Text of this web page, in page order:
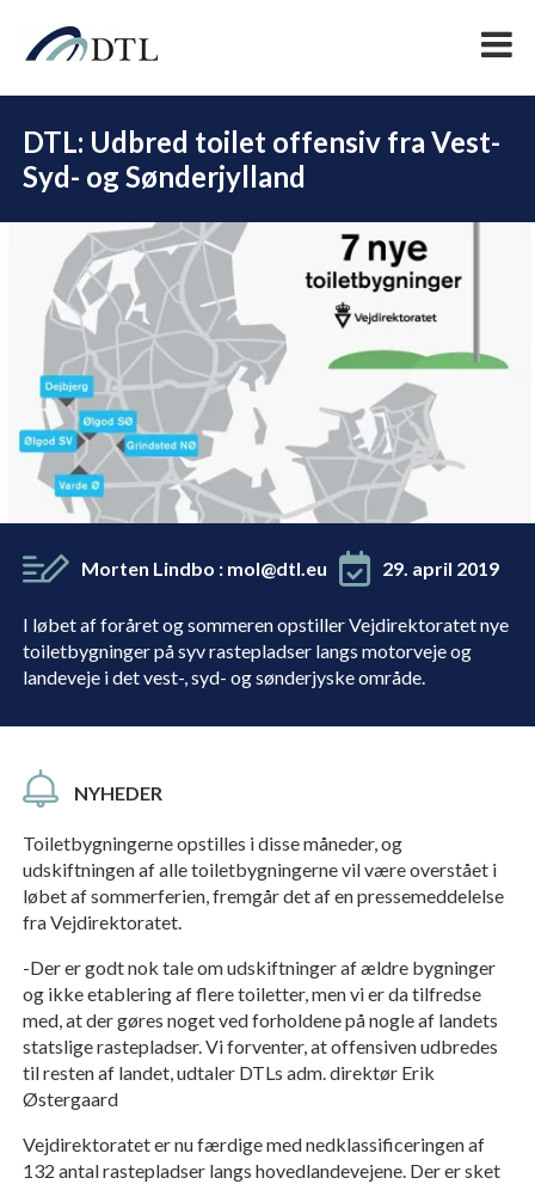
NYHEDER
DTL: Udbred toilet offensiv fra Vest-
Syd- og Sønderjylland
I løbet af foråret og sommeren opstiller Vejdirektoratet nye
toiletbygninger på syv rastepladser langs motorveje og
landeveje i det vest-, syd- og sønderjyske område.
Morten Lindbo : mol@dtl.eu 29. april 2019
Toiletbygningerne opstilles i disse måneder, og
udskiftningen af alle toiletbygningerne vil være overstået i
løbet af sommerferien, fremgår det af en pressemeddelelse
fra Vejdirektoratet.
-Der er godt nok tale om udskiftninger af ældre bygninger
og ikke etablering af flere toiletter, men vi er da tilfredse
med, at der gøres noget ved forholdene på nogle af landets
statslige rastepladser. Vi forventer, at offensiven udbredes
til resten af landet, udtaler DTLs adm. direktør Erik
Østergaard
Vejdirektoratet er nu færdige med nedklassificeringen af
132 antal rastepladser langs hovedlandevejene. Der er sket